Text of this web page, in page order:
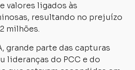
valores ligados às
resultando no prejuízo
milhões.
grande parte das capturas
lideranças do PCC e do